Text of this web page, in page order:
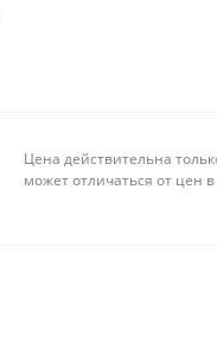
Цена действительна
может отличаться от цен